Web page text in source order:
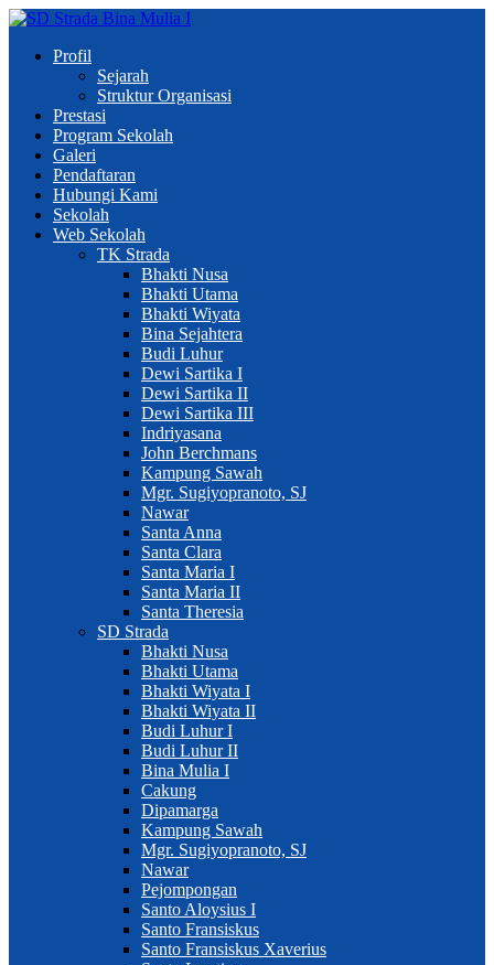
Profil
Sejarah
Struktur Organisasi
Prestasi
Program Sekolah
Galeri
Pendaftaran
Hubungi Kami
Sekolah
Web Sekolah
TK Strada
Bhakti Nusa
Bhakti Utama
Bhakti Wiyata
Bina Sejahtera
Budi Luhur
Dewi Sartika I
Dewi Sartika II
Dewi Sartika III
Indriyasana
John Berchmans
Kampung Sawah
Mgr. Sugiyopranoto, SJ
Nawar
Santa Anna
Santa Clara
Santa Maria I
Santa Maria II
Santa Theresia
SD Strada
Bhakti Nusa
Bhakti Utama
Bhakti Wiyata I
Bhakti Wiyata II
Budi Luhur I
Budi Luhur II
Bina Mulia I
Cakung
Dipamarga
Kampung Sawah
Mgr. Sugiyopranoto, SJ
Nawar
Pejompongan
Santo Aloysius I
Santo Fransiskus
Santo Fransiskus Xaverius